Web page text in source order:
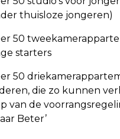
thuisloze jongeren)
50
starters
50
die zo kunnen
van de
Beter’